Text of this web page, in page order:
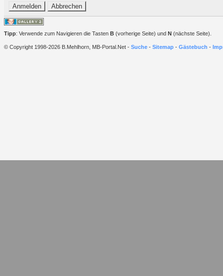
Tipp: Verwende zum Navigieren die Tasten B (vorherige Seite) und N (nächste Seite).
© Copyright 1998-2026 B.Mehlhorn, MB-Portal.Net - Suche - Sitemap - Gästebuch -